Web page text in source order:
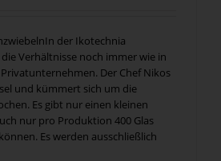
der Ikotechnia
Verhältnisse noch immer wie in
Der Chef Nikos
und kümmert sich um die
Es gibt nur einen kleinen
nur pro Produktion 400 Glas
Es werden ausschließlich